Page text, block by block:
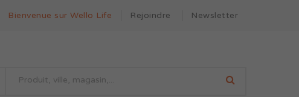
Rejoindre Newsletter
Bienvenue sur Wello Life